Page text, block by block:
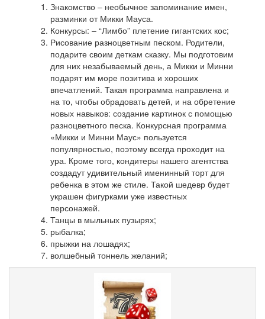
Знакомство – необычное запоминание имен,
разминки от Микки Мауса.
Конкурсы: – “Лимбо” плетение гигантских кос;
Рисование разноцветным песком. Родители,
подарите своим деткам сказку. Мы подготовим
для них незабываемый день, а Микки и Минни
подарят им море позитива и хороших
впечатлений. Такая программа направлена ​​и
на то, чтобы обрадовать детей, и на обретение
новых навыков: создание картинок с помощью
разноцветного песка. Конкурсная программа
«Микки и Минни Маус» пользуется
популярностью, поэтому всегда проходит на
ура. Кроме того, кондитеры нашего агентства
создадут удивительный именинный торт для
ребенка в этом же стиле. Такой шедевр будет
украшен фигурками уже известных
персонажей.
Танцы в мыльных пузырях;
рыбалка;
прыжки на лошадях;
волшебный тоннель желаний;